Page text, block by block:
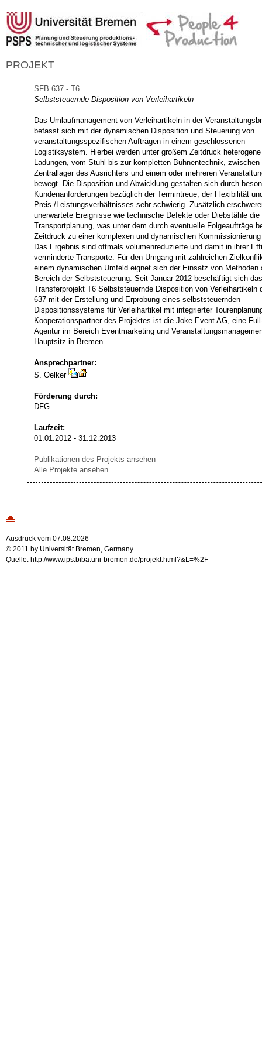
PROJEKT
SFB 637 - T6
Selbststeuernde Disposition von Verleihartikeln
Das Umlaufmanagement von Verleihartikeln in der
befasst sich mit der dynamischen Disposition und Steuerung von
veranstaltungsspezifischen Aufträgen in einem geschlossenen
Logistiksystem. Hierbei werden unter großem Zeitdruck heterogene
Ladungen, vom Stuhl bis zur kompletten Bühnentechnik, zwischen
Zentrallager des Ausrichters und einem oder mehreren
bewegt. Die Disposition und Abwicklung gestalten sich durch
Kundenanforderungen bezüglich der Termintreue, der Flexibilität
Preis-/Leistungsverhältnisses sehr schwierig. Zusätzlich
unerwartete Ereignisse wie technische Defekte oder Diebstähle die
Transportplanung, was unter dem durch eventuelle Folgeaufträge
Zeitdruck zu einer komplexen und dynamischen
Das Ergebnis sind oftmals volumenreduzierte und damit in ihrer
verminderte Transporte. Für den Umgang mit zahlreichen
einem dynamischen Umfeld eignet sich der Einsatz von Methoden
Bereich der Selbststeuerung. Seit Januar 2012 beschäftigt sich das
Transferprojekt T6 Selbststeuernde Disposition von Verleihartikeln
637 mit der Erstellung und Erprobung eines selbststeuernden
Dispositionssystems für Verleihartikel mit integrierter
Kooperationspartner des Projektes ist die Joke Event AG, eine
Agentur im Bereich Eventmarketing und
Hauptsitz in Bremen.
Ansprechpartner:
S. Oelker
Förderung durch:
DFG
Laufzeit:
01.01.2012 - 31.12.2013
Publikationen des Projekts ansehen
Alle Projekte ansehen
Ausdruck vom 07.08.2026
© 2011 by Universität Bremen, Germany
Quelle: http://www.ips.biba.uni-bremen.de/projekt.html?&L=%2F